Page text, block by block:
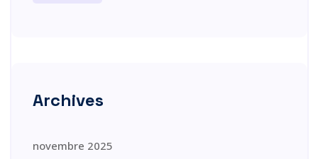
Archives
novembre 2025